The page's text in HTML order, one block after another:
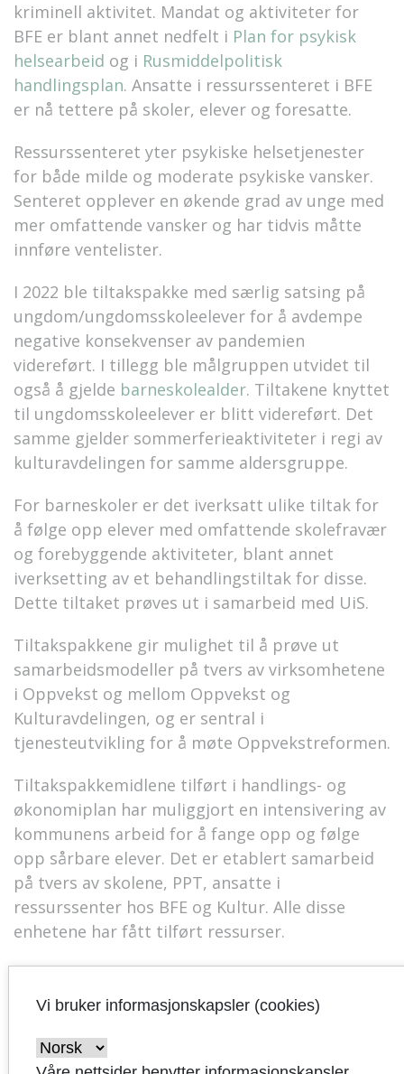
kriminell aktivitet. Mandat og aktiviteter for
BFE er blant annet nedfelt i Plan for psykisk
helsearbeid og i Rusmiddelpolitisk
handlingsplan. Ansatte i ressurssenteret i BFE
er nå tettere på skoler, elever og foresatte.
Ressurssenteret yter psykiske helsetjenester
for både milde og moderate psykiske vansker.
Senteret opplever en økende grad av unge med
mer omfattende vansker og har tidvis måtte
innføre ventelister.
I 2022 ble tiltakspakke med særlig satsing på
ungdom/ungdomsskoleelever for å avdempe
negative konsekvenser av pandemien
videreført. I tillegg ble målgruppen utvidet til
også å gjelde barneskolealder. Tiltakene knyttet
til ungdomsskoleelever er blitt videreført. Det
samme gjelder sommerferieaktiviteter i regi av
kulturavdelingen for samme aldersgruppe.
For barneskoler er det iverksatt ulike tiltak for
å følge opp elever med omfattende skolefravær
og forebyggende aktiviteter, blant annet
iverksetting av et behandlingstiltak for disse.
Dette tiltaket prøves ut i samarbeid med UiS.
Tiltakspakkene gir mulighet til å prøve ut
samarbeidsmodeller på tvers av virksomhetene
i Oppvekst og mellom Oppvekst og
Kulturavdelingen, og er sentral i
tjenesteutvikling for å møte Oppvekstreformen.
Tiltakspakkemidlene tilført i handlings- og
økonomiplan har muliggjort en intensivering av
kommunens arbeid for å fange opp og følge
opp sårbare elever. Det er etablert samarbeid
på tvers av skolene, PPT, ansatte i
ressurssenter hos BFE og Kultur. Alle disse
enhetene har fått tilført ressurser.
Etnytt lovkrav i alle velferdslovertrådte i kraft i
august 2022. Lovendringene forsterker alle
oppfølging av barn og unge når samarbeid er
Vi bruker informasjonskapsler (cookies)